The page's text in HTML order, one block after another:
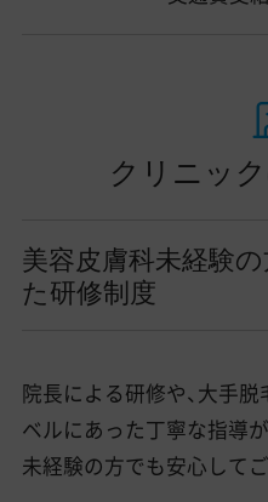
クリニッ
美容皮膚科未経験の
た研修制度
院長による研修や、大手
ベルにあった丁寧な指導
未経験の方でも安心して